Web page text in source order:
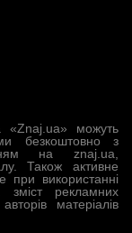
«Znaj.ua» можуть
безкоштовно з
на znaj.ua,
Також активне
при використанні
зміст рекламних
матеріалів